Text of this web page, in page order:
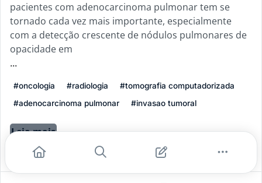
pacientes com adenocarcinoma pulmonar tem se
tornado cada vez mais importante, especialmente
com a detecção crescente de nódulos pulmonares de
opacidade em
...
#oncologia #radiologia
#tomografia computadorizada
#adenocarcinoma pulmonar
#invasao tumoral
Leia mais